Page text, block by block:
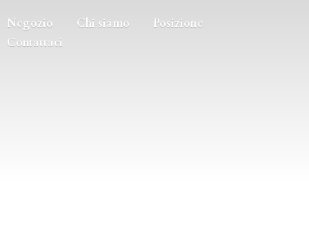
Negozio Chi siamo
Posizione
Contattaci